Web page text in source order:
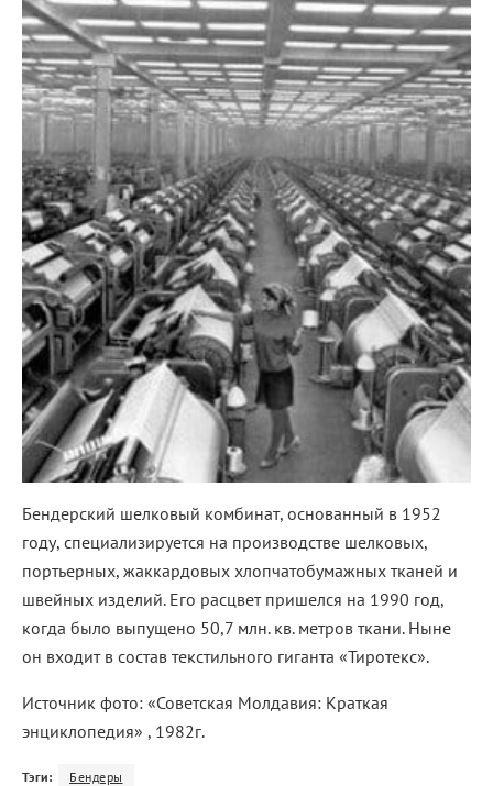
Бендерский шелковый комбинат, основанный в 1952
году, специализируется на производстве шелковых,
портьерных, жаккардовых хлопчатобумажных тканей и
швейных изделий. Его расцвет пришелся на 1990 год,
когда было выпущено 50,7 млн. кв. метров ткани. Ныне
он входит в состав текстильного гиганта «Тиротекс».
Источник фото: «Советская Молдавия: Краткая
энциклопедия» , 1982г.
Тэги: Бендеры